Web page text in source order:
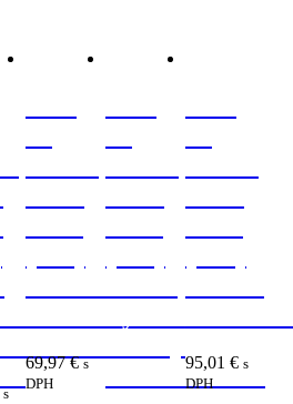
s
69,97€ s
DPH
2800x2070x18
95,01 € s
DPH